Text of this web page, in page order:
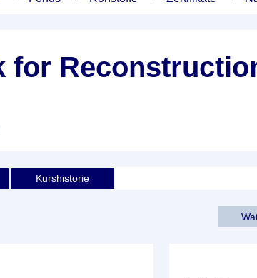
for
Kurshistorie